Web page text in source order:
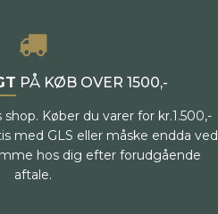
PÅ KØB OVER 1500,-
Køber du varer for kr.1.500,-
med GLS eller måske endda ved
hos dig efter forudgående
aftale.